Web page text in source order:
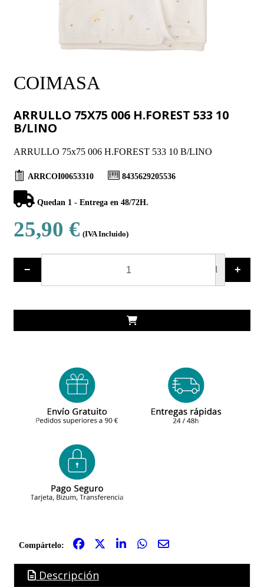
COIMASA
ARRULLO 75X75 006 H.FOREST 533 10
B/LINO
ARRULLO 75x75 006 H.FOREST 533 10 B/LINO
ARRCOI00653310 8435629205536
Quedan 1 - Entrega en 48/72H.
25,90 € (IVA Incluido)
− ud +
Compártelo:
Descripción